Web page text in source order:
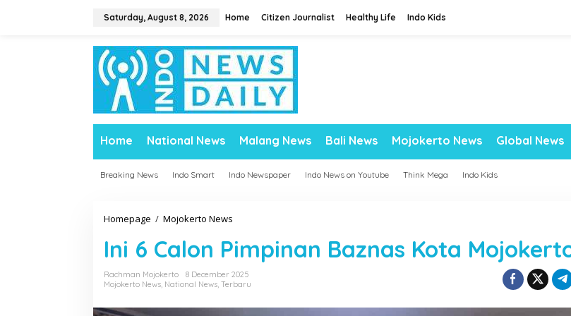
Saturday, August 8, 2026 Home Citizen Journalist Healthy Life Indo Kids
Home National News Malang News Bali News Mojokerto News Global News
Breaking News Indo Smart Indo Newspaper Indo News on Youtube Think Mega Indo Kids
Homepage / Mojokerto News
6
C
a
Ini 6 Calon Pimpinan Baznas Kota
Rachman Mojokerto
8 December 2025
Mojokerto News, National News, Terbaru